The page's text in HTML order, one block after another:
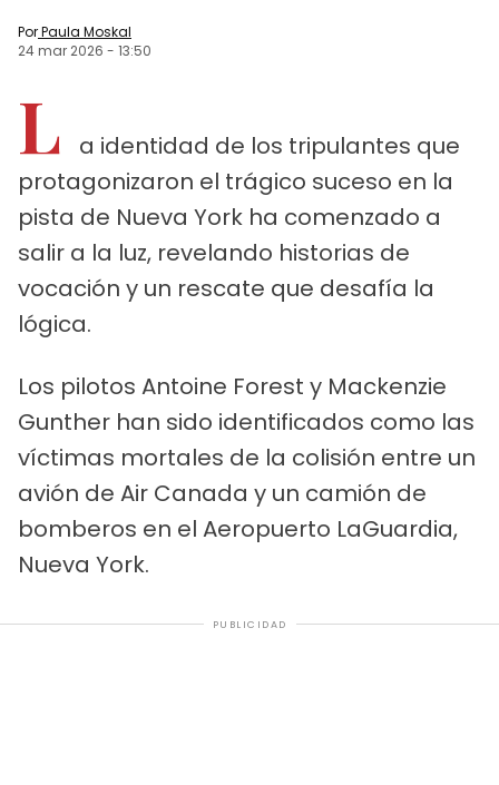
PorPaula Moskal
24 mar 2026 - 13:50
L
a identidad de los tripulantes que
protagonizaron el trágico suceso en la
pista de Nueva York ha comenzado a
salir a la luz, revelando historias de
vocación y un rescate que desafía la
lógica.
Los pilotos Antoine Forest y Mackenzie
Gunther han sido identificados como las
víctimas mortales de la colisión entre un
avión de Air Canada y un camión de
bomberos en el Aeropuerto LaGuardia,
Nueva York.
PUBLICIDAD